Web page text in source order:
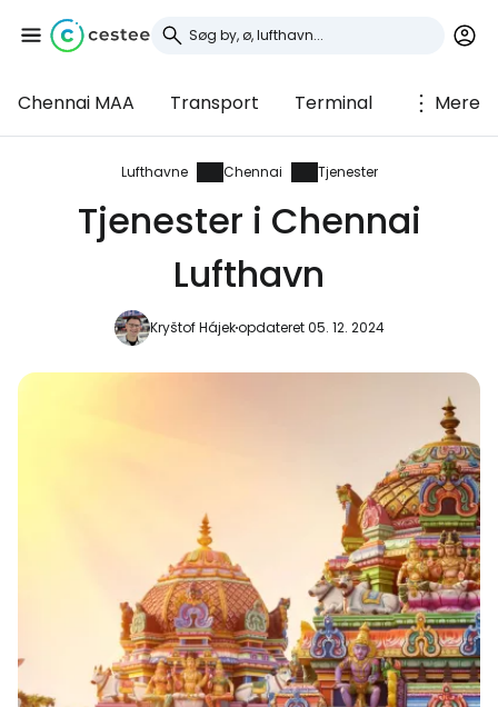
Chennai MAA Transport Terminal Mere
Lufthavne Chennai Tjenester
Tjenester i Chennai
Lufthavn
Kryštof Hájekopdateret 05. 12. 2024
Log ind på Cestee
... det verdensomspændende
rejsefællesskab
Fortsæt med Google